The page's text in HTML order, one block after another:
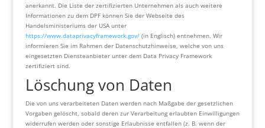
anerkannt. Die Liste der zertifizierten Unternehmen als auch weitere
Informationen zu dem DPF können Sie der Webseite des
Handelsministeriums der USA unter
https://www.dataprivacyframework.gov/(in Englisch) entnehmen. Wir
informieren Sie im Rahmen der Datenschutzhinweise, welche von uns
eingesetzten Diensteanbieter unter dem Data Privacy Framework
zertifiziert sind.
Löschung von Daten
Die von uns verarbeiteten Daten werden nach Maßgabe der gesetzlichen
Vorgaben gelöscht, sobald deren zur Verarbeitung erlaubten Einwilligungen
widerrufen werden oder sonstige Erlaubnisse entfallen (z. B. wenn der